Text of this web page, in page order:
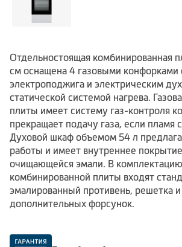
Отдельностоящая комбинированная
см оснащена 4 газовыми конфорками
электроподжига и электрическим
статической системой нагрева.
плиты имеет систему газ-контроля
прекращает подачу газа, если пламя
Духовой шкаф объемом 54 л
работы и имеет внутреннее
очищающейся эмали. В комплектацию
комбинированной плиты входят
эмалированный противень, решетка
дополнительных форсунок.